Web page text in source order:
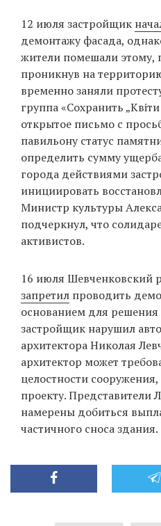
12 июля застройщик
демонтажу фасада,
жители помешали этому,
проникнув на
временно заняли
группа «Сохранить
открытое письмо с
павильону статус
определить сумму
города действиями
инициировать
Министр культуры
подчеркнул, что
активистов.
16 июля Шевченковский
запретил проводить
основанием для решения
застройщик нарушил
архитектора Николая
архитектор может
целостности
проекту. Представители
намерены добиться
частичного сноса здания.